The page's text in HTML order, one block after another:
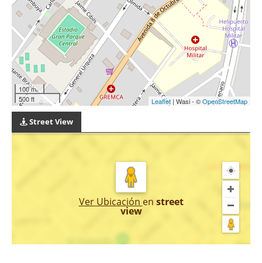
100 m
500 ft
Leaflet | Wasi - ©OpenStreetMap
Street View
Ver Ubicación en street
view